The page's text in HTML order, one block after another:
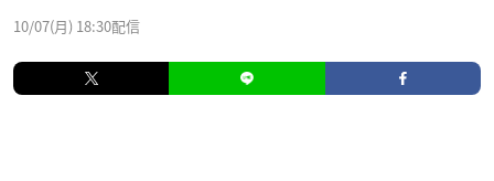
10/07(月) 18:30配信